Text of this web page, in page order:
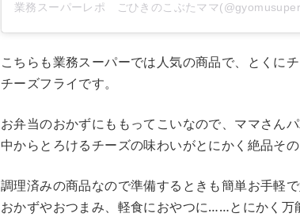
こちらも業務スーパーでは人気の商品で、とくに
チーズフライです。
お弁当のおかずにももってこいなので、ママさんパ
中からとろけるチーズの味わいがとにかく絶品そ
調理済みの商品なので準備するときも簡単お手軽で
おかずやおつまみ、軽食におやつに……とにかく万